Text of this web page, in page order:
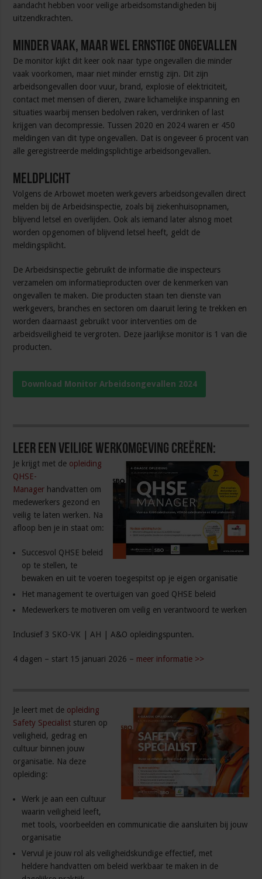
aandacht hebben voor veilige arbeidsomstandigheden bij
uitzendkrachten.
Minder vaak, maar wel ernstige ongevallen
De monitor kijkt dit keer ook naar type ongevallen die minder
vaak voorkomen, maar niet minder ernstig zijn. Dit zijn
arbeidsongevallen door vuur, brand, explosie of elektriciteit,
contact met mensen of dieren, zware lichamelijke inspanning en
situaties waarbij mensen bedolven raken, verdrinken of last
krijgen van decompressie. Tussen 2020 en 2024 waren er 450
meldingen van dit type ongevallen. Dat is ongeveer 6 procent van
alle geregistreerde meldingsplichtige arbeidsongevallen.
Meldplicht
Volgens de Arbowet moeten werkgevers arbeidsongevallen direct
melden bij de Arbeidsinspectie, zoals bij ziekenhuisopnamen,
blijvend letsel en overlijden. Ook als iemand later alsnog moet
worden opgenomen of blijvend letsel heeft, geldt de
meldingsplicht.
De Arbeidsinspectie gebruikt de informatie die inspecteurs
verzamelen om informatieproducten over de kenmerken van
ongevallen te maken. Die producten staan ten dienste van
werkgevers, branches en sectoren om daaruit lering te trekken en
worden daarnaast gebruikt voor interventies om de
arbeidsveiligheid te vergroten. Deze jaarlijkse monitor is 1 van die
producten.
Download Monitor Arbeidsongevallen 2024
Leer een veilige werkomgeving creëren:
Je krijgt met de opleiding
QHSE-
Manager handvatten om
medewerkers gezond en
veilig te laten werken. Na
afloop ben je in staat om:
Succesvol QHSE beleid
op te stellen, te
bewaken en uit te voeren toegespitst op je eigen organisatie
Het management te overtuigen van goed QHSE beleid
Medewerkers te motiveren om veilig en verantwoord te werken
Inclusief 3 SKO-VK | AH | A&O opleidingspunten.
4 dagen – start 15 januari 2026 – meer informatie >>
Je leert met de opleiding
Safety Specialist sturen op
veiligheid, gedrag en
cultuur binnen jouw
organisatie. Na deze
opleiding:
Werk je aan een cultuur
waarin veiligheid leeft,
met tools, voorbeelden en communicatie die aansluiten bij jouw
organisatie
Vervul je jouw rol als veiligheidskundige effectief, met
heldere handvatten om beleid werkbaar te maken in de